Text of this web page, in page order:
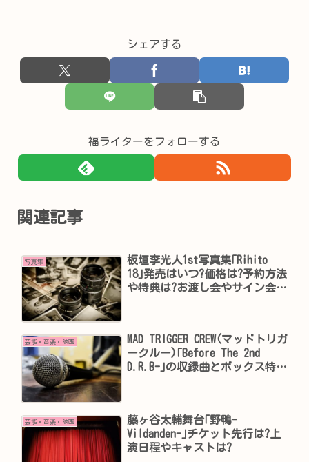
シェアする
福ライターをフォローする
関連記事
写真集
板垣李光人1st写真集｢Rihito
18｣発売はいつ?価格は?予約方法
や特典は?お渡し会やサイン会の
芸能・音楽・映画
MAD TRIGGER CREW(マッドトリガ
ークルー)｢Before The 2nd
D.R.B-｣の収録曲とボックス特典
芸能・音楽・映画
藤ヶ谷太輔舞台｢野鴨-
Vildanden-｣チケット先行は?上
演日程やキャストは?